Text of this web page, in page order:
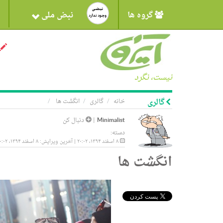
گروه ها نبض ملی
نیست، نگرد
خانه گالری انگشت ها گالری
Minimalist
|
دنبال کن
دسته:
انگشت ها